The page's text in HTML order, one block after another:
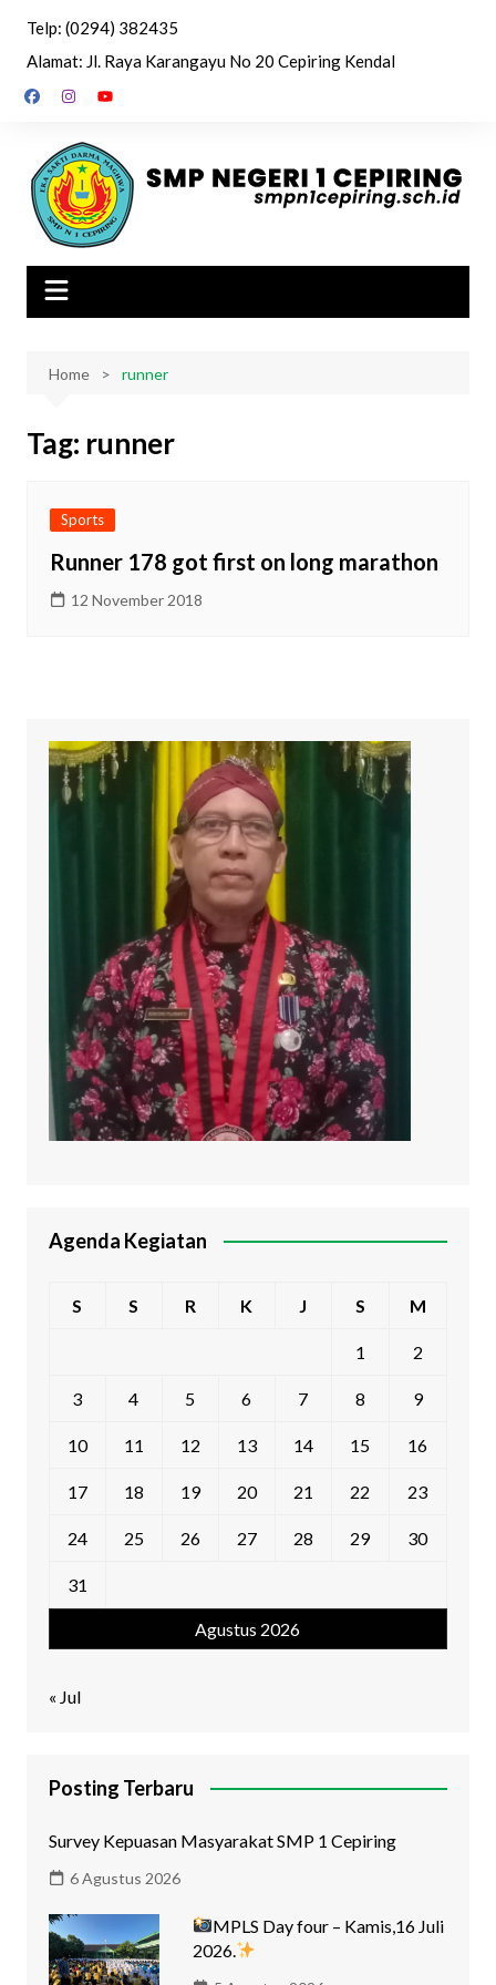
content
Telp: (0294) 382435
Alamat: Jl. Raya Karangayu No 20 Cepiring Kendal
Home runner
Tag: runner
Sports
Runner 178 got first on long marathon
12 November 2018
Agenda Kegiatan
Agustus 2026
S S R K J S M
1 2
3 4 5 6 7 8 9
10 11 12 13 14 15 16
17 18 19 20 21 22 23
24 25 26 27 28 29 30
31
« Jul
Posting Terbaru
Survey Kepuasan Masyarakat SMP 1 Cepiring
6 Agustus 2026
MPLS Day four – Kamis,16 Juli
2026.